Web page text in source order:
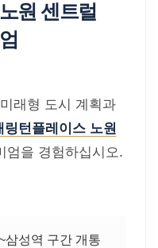
원 센트럴
래형 도시 계획과
링턴플레이스 노원
엄을 경험하십시오.
삼성역 구간 개통